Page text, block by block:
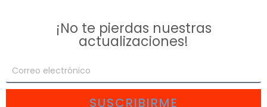
¡No te pierdas nuestras
actualizaciones!
SUSCRIBIRME